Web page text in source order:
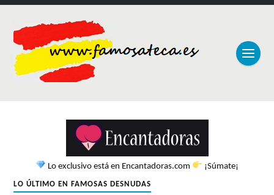
Lo exclusivo está en Encantadoras.com ¡Súmate¡
LO ÚLTIMO EN FAMOSAS DESNUDAS